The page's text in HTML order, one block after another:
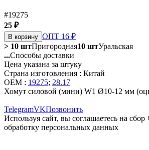
#19275
25 ₽
В корзину ОПТ 16 ₽
> 10 штПригородная10 штУральская
...Способы доставки
Цена указана за штуку
Страна изготовления : Китай
OEM : 19275; 28.17
Хомут силовой (мини) W1 Ø10-12 мм
TelegramVKПозвонить
Используя сайт, вы соглашаетесь на сбор
обработку персональных данных